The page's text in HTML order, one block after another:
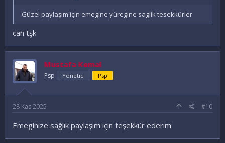
Güzel paylaşım için emegine yüregine saglik tesekkürler
can tşk
Mustafa Kemal
Psp Yönetici Psp
28 Kas 2025 #10
Emeginize sağlık paylaşım için teşekkür ederim